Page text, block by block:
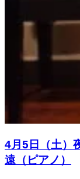
4月5日（土）
遠（ピアノ）